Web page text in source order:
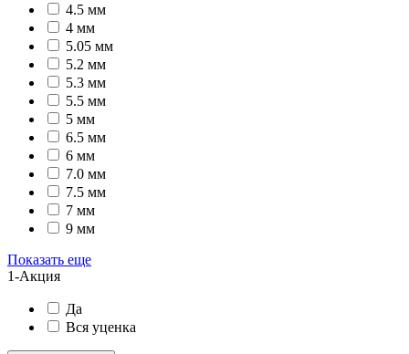
4.5 мм
4 мм
5.05 мм
5.2 мм
5.3 мм
5.5 мм
5 мм
6.5 мм
6 мм
7.0 мм
7.5 мм
7 мм
9 мм
Показать еще
1-Акция
Да
Вся уценка